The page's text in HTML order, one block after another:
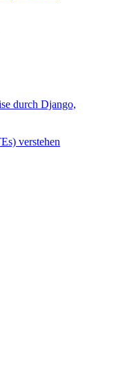
durch Django,
verstehen